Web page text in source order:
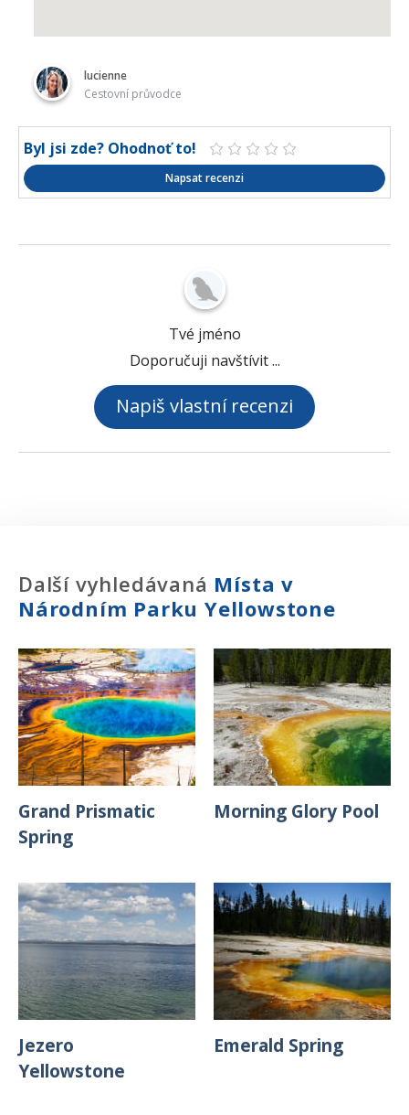
lucienne
Cestovní průvodce
Byl jsi zde? Ohodnoť to!
Napsat recenzi
Tvé jméno
Doporučuji navštívit ...
Napiš vlastní recenzi
Další vyhledávaná Místa v
Národním Parku Yellowstone
Grand Prismatic
Spring
Morning Glory Pool
Jezero
Yellowstone
Emerald Spring